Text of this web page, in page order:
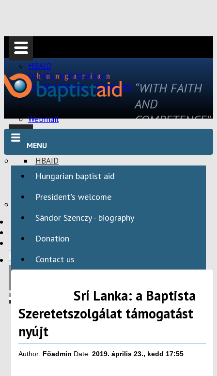
HBAID
DOMESTIC PROGRAMS
INTERNATIONAL PROGRAMS
Webmail
HBAID
DOMESTIC PROGRAMS
HBAID
INTERNATIONAL PROGRAMS
“WITH FAITH
AND
COMPETENCE”
MENU
Hungarian baptist aid
President's welcome
Sándor Szenczy - biography
Donation
Contact us
Srí Lanka: a Baptista
Szeretetszolgálat támogatást
nyújt
Author: Főadmin Date: 2019. április 23., kedd 17:55